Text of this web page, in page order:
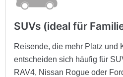
SUVs (ideal für
Reisende, die mehr Platz und
entscheiden sich häufig für
RAV4, Nissan Rogue oder